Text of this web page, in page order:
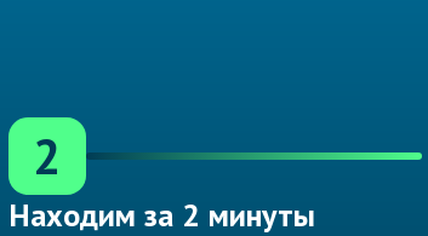
2
Находим за 2 минуты